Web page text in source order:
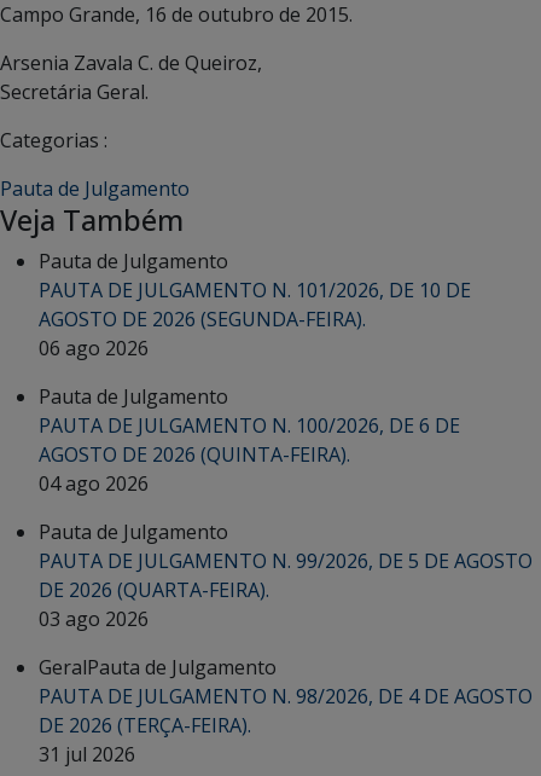
Campo Grande, 16 de outubro de 2015.
Arsenia Zavala C. de Queiroz,
Secretária Geral.
Categorias :
Pauta de Julgamento
Veja Também
Pauta de Julgamento
PAUTA DE JULGAMENTO N. 101/2026, DE 10 DE
AGOSTO DE 2026 (SEGUNDA-FEIRA).
06 ago 2026
Pauta de Julgamento
PAUTA DE JULGAMENTO N. 100/2026, DE 6 DE
AGOSTO DE 2026 (QUINTA-FEIRA).
04 ago 2026
Pauta de Julgamento
PAUTA DE JULGAMENTO N. 99/2026, DE 5 DE AGOSTO
DE 2026 (QUARTA-FEIRA).
03 ago 2026
GeralPauta de Julgamento
PAUTA DE JULGAMENTO N. 98/2026, DE 4 DE AGOSTO
DE 2026 (TERÇA-FEIRA).
31 jul 2026